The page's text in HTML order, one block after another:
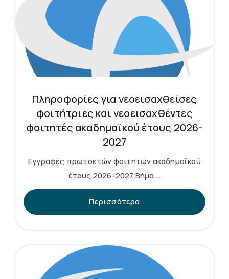
Πληροφορίες για νεοεισαχθείσες
φοιτήτριες και νεοεισαχθέντες
φοιτητές ακαδημαϊκού έτους 2026-
2027
Εγγραφές πρωτοετών φοιτητών ακαδημαϊκού
έτους 2026-2027 Βήμα...
Περισσότερα